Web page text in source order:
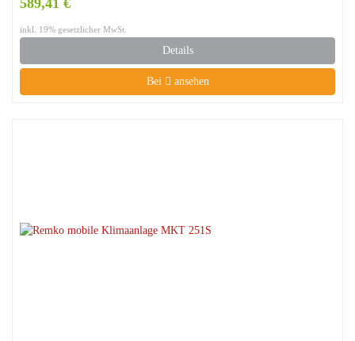
589,41 €
inkl. 19% gesetzlicher MwSt.
Details
Bei ansehen